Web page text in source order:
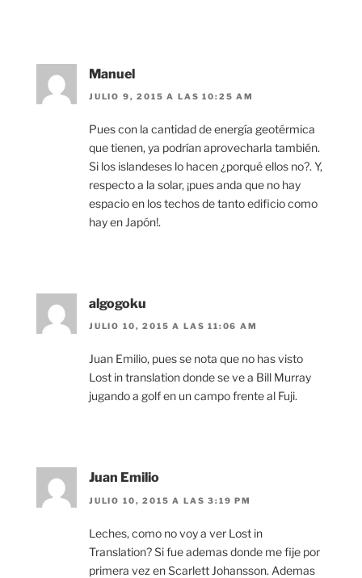
Manuel
JULIO 9, 2015 A LAS 10:25 AM
Pues con la cantidad de energía geotérmica
que tienen, ya podrían aprovecharla también.
Si los islandeses lo hacen ¿porqué ellos no?. Y,
respecto a la solar, ¡pues anda que no hay
espacio en los techos de tanto edificio como
hay en Japón!.
algogoku
JULIO 10, 2015 A LAS 11:06 AM
Juan Emilio, pues se nota que no has visto
Lost in translation donde se ve a Bill Murray
jugando a golf en un campo frente al Fuji.
Juan Emilio
JULIO 10, 2015 A LAS 3:19 PM
Leches, como no voy a ver Lost in
Translation? Si fue ademas donde me fije por
primera vez en Scarlett Johansson. Ademas